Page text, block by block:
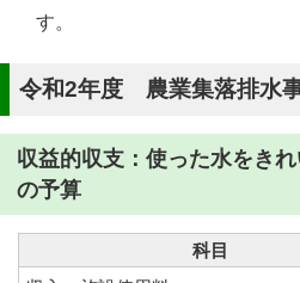
す。
令和2年度 農業集落排水
収益的収支：使った水をき
の予算
科目